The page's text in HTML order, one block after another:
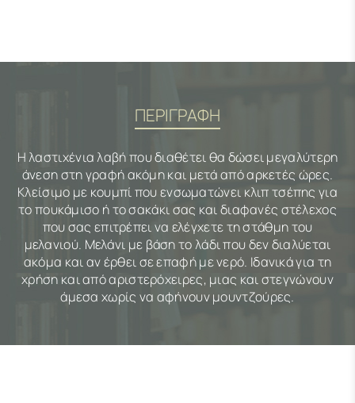
ΠΕΡΙΓΡΑΦΗ
Η λαστιχένια λαβή που διαθέτει θα δώσει μεγαλύτερη
άνεση στη γραφή ακόμη και μετά από αρκετές ώρες.
Κλείσιμο με κουμπί που ενσωματώνει κλιπ τσέπης για
το πουκάμισο ή το σακάκι σας και διαφανές στέλεχος
που σας επιτρέπει να ελέγχετε τη στάθμη του
μελανιού. Μελάνι με βάση το λάδι που δεν διαλύεται
ακόμα και αν έρθει σε επαφή με νερό. Ιδανικά για τη
χρήση και από αριστερόχειρες, μιας και στεγνώνουν
άμεσα χωρίς να αφήνουν μουντζούρες.